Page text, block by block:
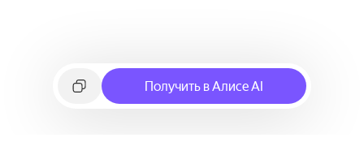
Получить в Алисе AI